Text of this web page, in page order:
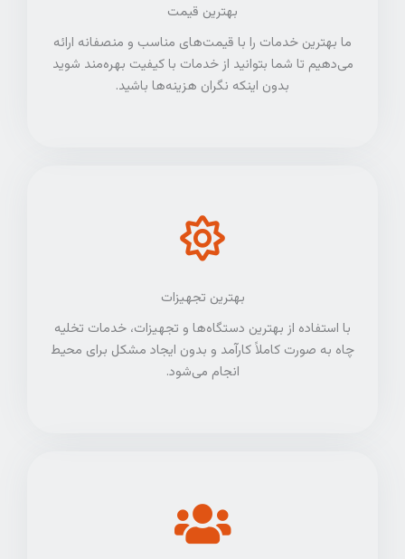
بهترین قیمت
ما بهترین خدمات را با قیمت‌های مناسب و منصفانه ارائه
می‌دهیم تا شما بتوانید از خدمات با کیفیت بهره‌مند شوید
بدون اینکه نگران هزینه‌ها باشید.
بهترین تجهیزات
با استفاده از بهترین دستگاه‌ها و تجهیزات، خدمات تخلیه
چاه به صورت کاملاً کارآمد و بدون ایجاد مشکل برای محیط
انجام می‌شود.